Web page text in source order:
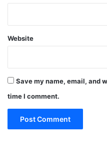
Website
Save my name, email, and
time I comment.